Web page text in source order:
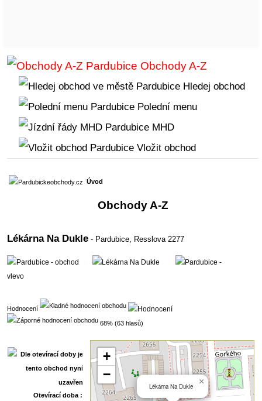
Obchody A-Z
Hledej obchod
Polední menu
MHD
Vložit obchod
Úvod
Obchody A-Z
Lékárna Na Dukle - Pardubice, Resslova 2277
Hodnocení
68% (63 hlasů)
Otevírací doba :
Lékárna Na Dukle ×
+
−